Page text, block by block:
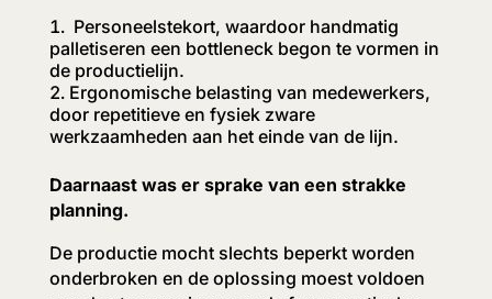
Personeelstekort, waardoor handmatig
palletiseren een bottleneck begon te vormen in
de productielijn.
Ergonomische belasting van medewerkers,
door repetitieve en fysiek zware
werkzaamheden aan het einde van de lijn.
Daarnaast was er sprake van een strakke
planning.
De productie mocht slechts beperkt worden
onderbroken en de oplossing moest voldoen